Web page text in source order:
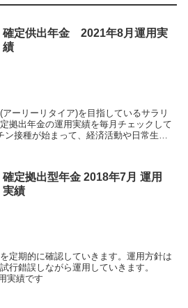
確定供出年金 2021年8月運用実
績
ーリーリタイア)を目指しているサラリ
拠出年金の運用実績を毎月チェックして
接種が始まって、経済活動や日常生活
にコツコツと購入していきますが、少し
に変化をつけていくか迷走中です。今月
めです
確定拠出型年金 2018年7月 運用
実績
定期的に確認していきます。運用方針は
行錯誤しながら運用していきます。
実績です